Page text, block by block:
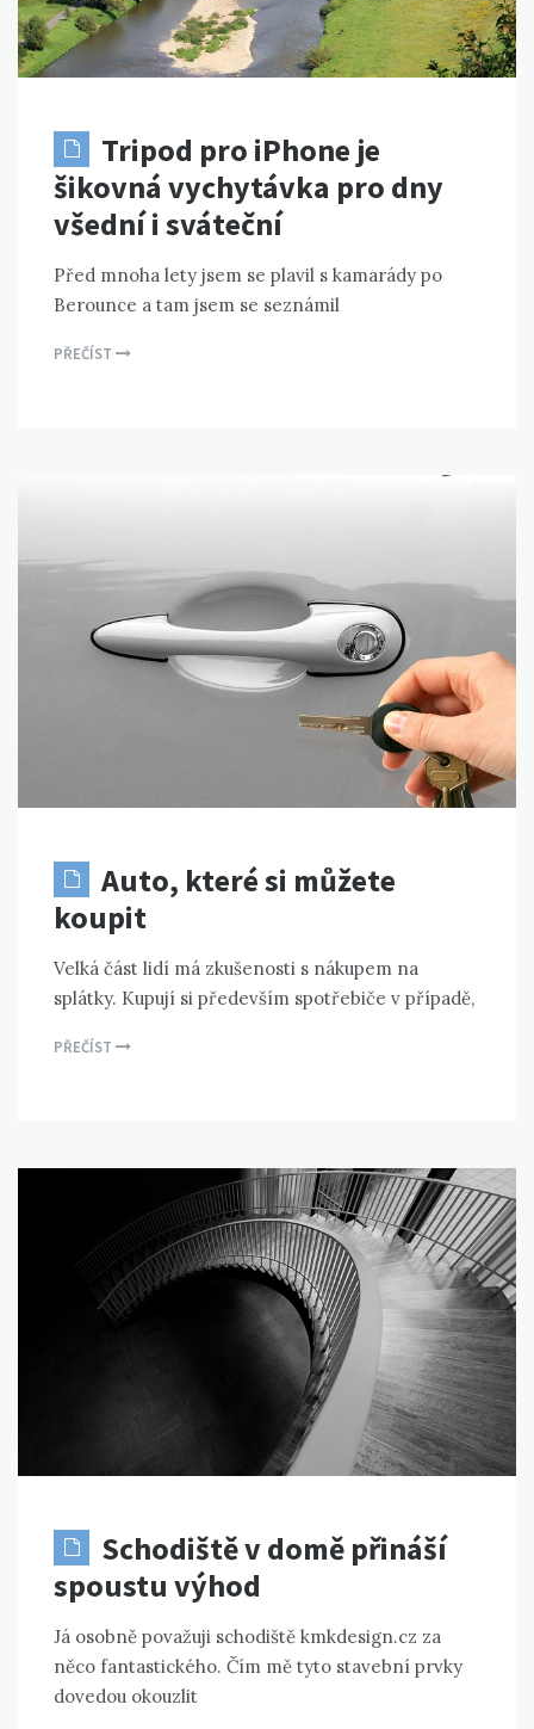
Tripod pro iPhone je
šikovná vychytávka pro dny
všední i sváteční
Před mnoha lety jsem se plavil s kamarády po
Berounce a tam jsem se seznámil
PŘEČÍST
Auto, které si můžete
koupit
Velká část lidí má zkušenosti s nákupem na
splátky. Kupují si především spotřebiče v případě,
PŘEČÍST
Schodiště v domě přináší
spoustu výhod
Já osobně považuji schodiště kmkdesign.cz za
něco fantastického. Čím mě tyto stavební prvky
dovedou okouzlit